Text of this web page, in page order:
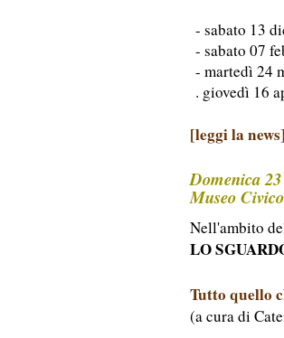
- sabato 13
- sabato 07
- martedì 24
. giovedì 16
[leggi la
Domenica
Museo
Nell'ambito
LO
Tutto quello
(a cura di